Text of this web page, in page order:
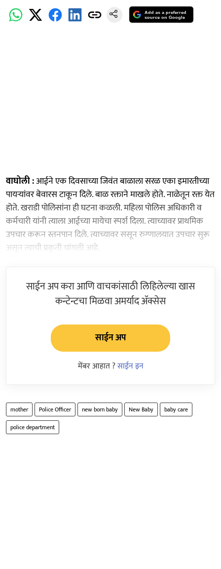
Add as a preferred
source on Google
वाघोली :आईने एक दिवसाच्या जिवंत बाळाला सरळ एका इमारतीच्या
पायऱ्यांवर बेवारस टाकून दिले. बाळ रक्ताने माखले होते. नाळेतून रक्त येत
होते. खराडी पोलिसांना ही घटना कळली. महिला पोलिस अधिकारी व
कर्मचारी यांनी त्याला आईच्या मायेचा स्पर्श दिला. त्याच्यावर प्राथमिक
उपचार करून स्तनपान दिले. त्याच्यावर ससून रुग्णालयात उपचार सुरू
असून त्याची प्रकृती चांगली आहे.
साईन अप करा आणि वाचकांसाठी लिहिलेल्या खास
कन्टेन्टचा मिळवा अमर्याद ॲक्सेस
साईन अप
मेंबर आहात ?साईन इन
mother Police Officer new born baby New Baby
baby care
police department